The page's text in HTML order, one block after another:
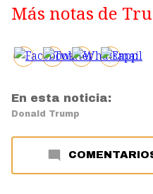
Más notas de
En esta noticia:
Donald Trump